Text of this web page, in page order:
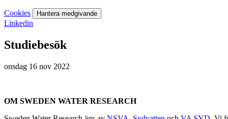
Cookies Hantera medgivande
Linkedin
Studiebesök
onsdag 16 nov 2022
OM SWEDEN WATER RESEARCH